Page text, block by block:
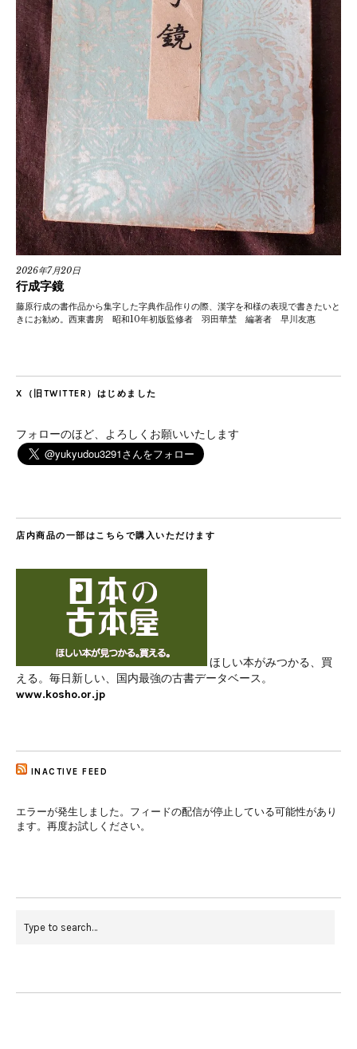
2026年7月20日
行成字鏡
藤原行成の書作品から集字した字典作品作りの際、漢字を和様の表現で書きたいと
きにお勧め。西東書房 昭和10年初版監修者 羽田華埜 編著者 早川友惠
X（旧TWITTER）はじめました
フォローのほど、よろしくお願いいたします
店内商品の一部はこちらで購入いただけます
ほしい本がみつかる、買
える。毎日新しい、国内最強の古書データベース。
www.kosho.or.jp
INACTIVE FEED
エラーが発生しました。フィードの配信が停止している可能性があり
ます。再度お試しください。